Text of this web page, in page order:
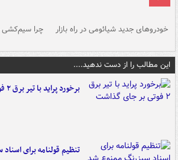
خودروهای جدید شیائومی در راه بازار چرا
این مطالب را از دست ندهید....
برخورد پراید با تیر برق ۲ فوتی بر جای گذاشت
تنظیم قولنامه برای